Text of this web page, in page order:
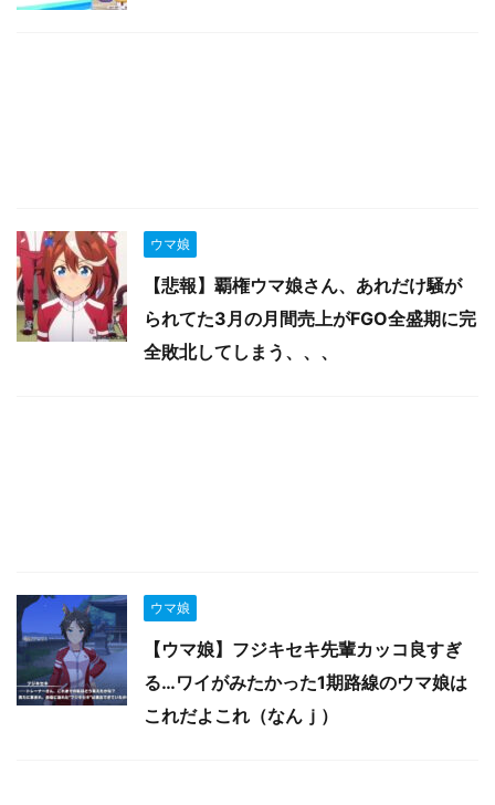
ウマ娘
【悲報】覇権ウマ娘さん、あれだけ騒が
られてた3月の月間売上がFGO全盛期に完
全敗北してしまう、、、
ウマ娘
【ウマ娘】フジキセキ先輩カッコ良すぎ
る…ワイがみたかった1期路線のウマ娘は
これだよこれ（なんｊ）